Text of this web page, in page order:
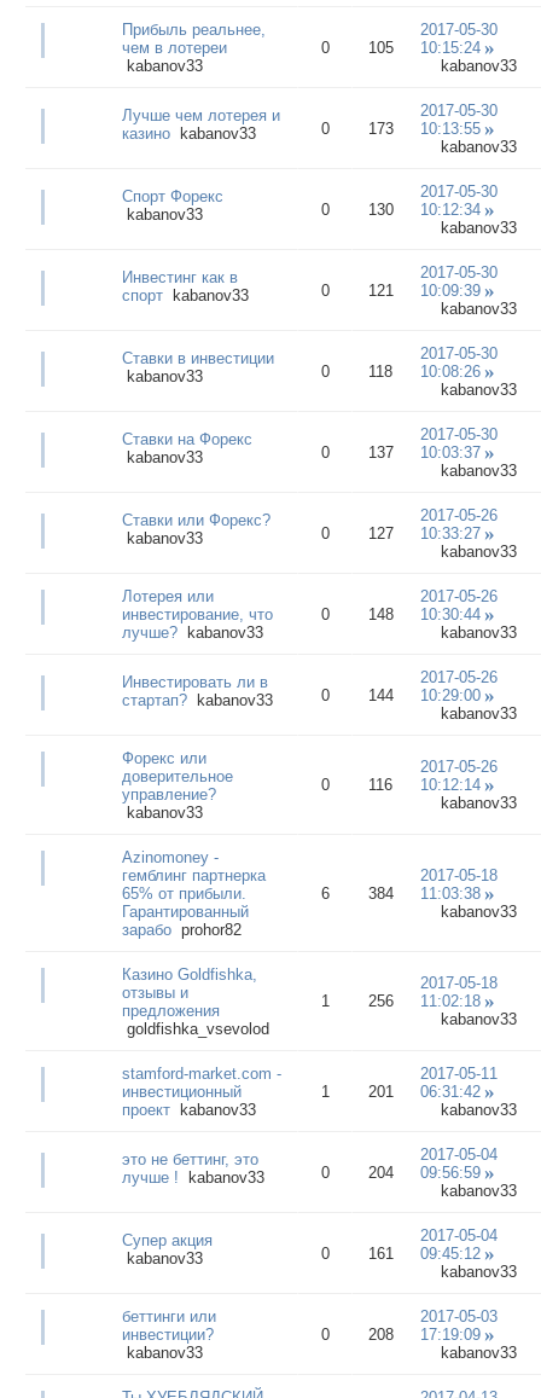
Прибыль реальнее,
чем в лотереи
kabanov33
0 105
2017-05-30
10:15:24
kabanov33
Лучше чем лотерея и
казино kabanov33 0 173
2017-05-30
10:13:55
kabanov33
Спорт Форекс
kabanov33
0 130
2017-05-30
10:12:34
kabanov33
Инвестинг как в
спорт kabanov33 0 121
2017-05-30
10:09:39
kabanov33
Ставки в инвестиции
kabanov33
0 118
2017-05-30
10:08:26
kabanov33
Ставки на Форекс
kabanov33
0 137
2017-05-30
10:03:37
kabanov33
Ставки или Форекс?
kabanov33
0 127
2017-05-26
10:33:27
kabanov33
Лотерея или
инвестирование, что
лучше? kabanov33
0 148
2017-05-26
10:30:44
kabanov33
Инвестировать ли в
стартап? kabanov33 0 144
2017-05-26
10:29:00
kabanov33
Форекс или
доверительное
управление?
kabanov33
0 116
2017-05-26
10:12:14
kabanov33
Azinomoney -
гемблинг партнерка
65% от прибыли.
Гарантированный
зарабо prohor82
6 384
2017-05-18
11:03:38
kabanov33
Казино Goldfishka,
отзывы и
предложения
goldfishka_vsevolod
1 256
2017-05-18
11:02:18
kabanov33
stamford-market.com -
инвестиционный
проект kabanov33
1 201
2017-05-11
06:31:42
kabanov33
это не беттинг, это
лучше ! kabanov33 0 204
2017-05-04
09:56:59
kabanov33
Супер акция
kabanov33
0 161
2017-05-04
09:45:12
kabanov33
беттинги или
инвестиции?
kabanov33
0 208
2017-05-03
17:19:09
kabanov33